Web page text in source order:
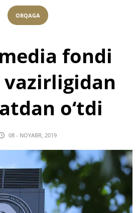
ORQAGA
fondi
o‘tdi
08 - NOYABR, 2019